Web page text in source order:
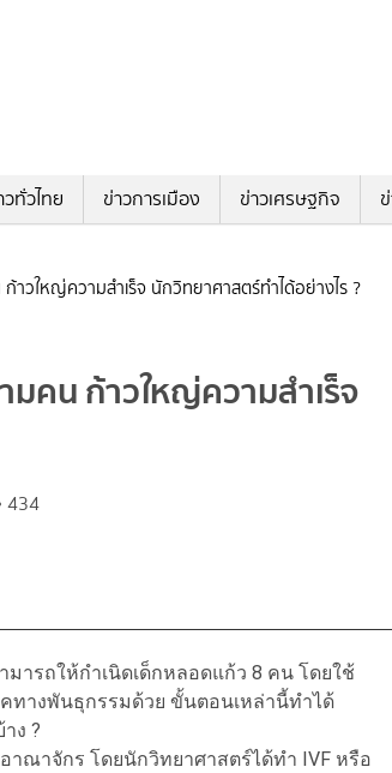
วทั่วไทย ข่าวการเมือง ข่าวเศรษฐกิจ
าวใหญ่ความสำเร็จ นักวิทยาศาสตร์ทำได้อย่างไร ?
มคน ก้าวใหญ่ความสำเร็จ
434
ารถให้กำเนิดเด็กหลอดแก้ว 8 คน โดยใช้
ทางพันธุกรรมด้วย ขั้นตอนเหล่านี้ทำได้
ง ?
าณาจักร โดยนักวิทยาศาสตร์ได้ทำ IVF หรือ